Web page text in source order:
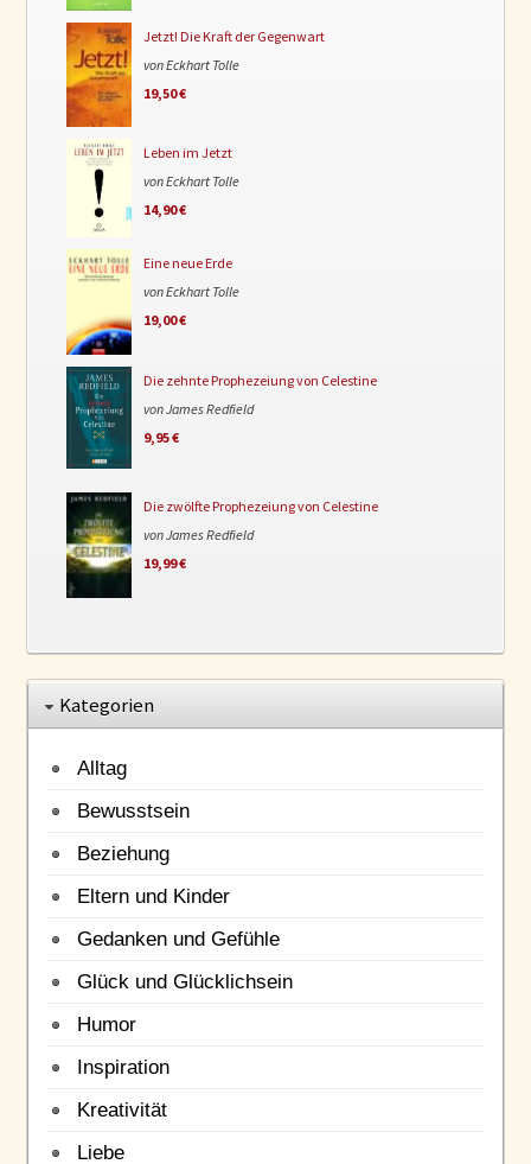
Jetzt! Die Kraft der Gegenwart
von Eckhart Tolle
19,50 €
Leben im Jetzt
von Eckhart Tolle
14,90 €
Eine neue Erde
von Eckhart Tolle
19,00 €
Die zehnte Prophezeiung von Celestine
von James Redfield
9,95 €
Die zwölfte Prophezeiung von Celestine
von James Redfield
19,99 €
Kategorien
Alltag
Bewusstsein
Beziehung
Eltern und Kinder
Gedanken und Gefühle
Glück und Glücklichsein
Humor
Inspiration
Kreativität
Liebe